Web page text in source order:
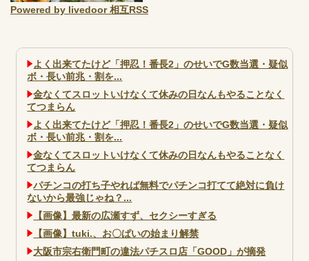
Powered by livedoor 相互RSS
よく出来てたけど「押忍！番長2」のせいでG数当選・疑似
ボ・長い前兆・割を...
金なくてスロットいけなくて休みの日なんもやることなく
てつまらん
よく出来てたけど「押忍！番長2」のせいでG数当選・疑似
ボ・長い前兆・割を...
金なくてスロットいけなくて休みの日なんもやることなく
てつまらん
パチンコの打ち子やれば無料でパチンコ打てて絶対に負け
ないから最強じゃね？...
【画像】最新の広瀬すず、セクシーすぎる
【画像】tuki.、お〇ぱいの始まり解禁
大阪市宗右衛門町の違法パチスロ店「GOOD」が摘発